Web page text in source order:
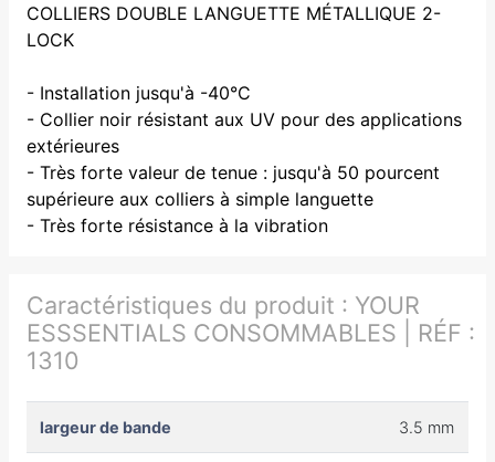
COLLIERS DOUBLE LANGUETTE MÉTALLIQUE 2-
LOCK
- Installation jusqu'à -40°C
- Collier noir résistant aux UV pour des applications
extérieures
- Très forte valeur de tenue : jusqu'à 50 pourcent
supérieure aux colliers à simple languette
- Très forte résistance à la vibration
Caractéristiques du produit : YOUR
ESSSENTIALS CONSOMMABLES | RÉF :
1310
largeur de bande 3.5 mm